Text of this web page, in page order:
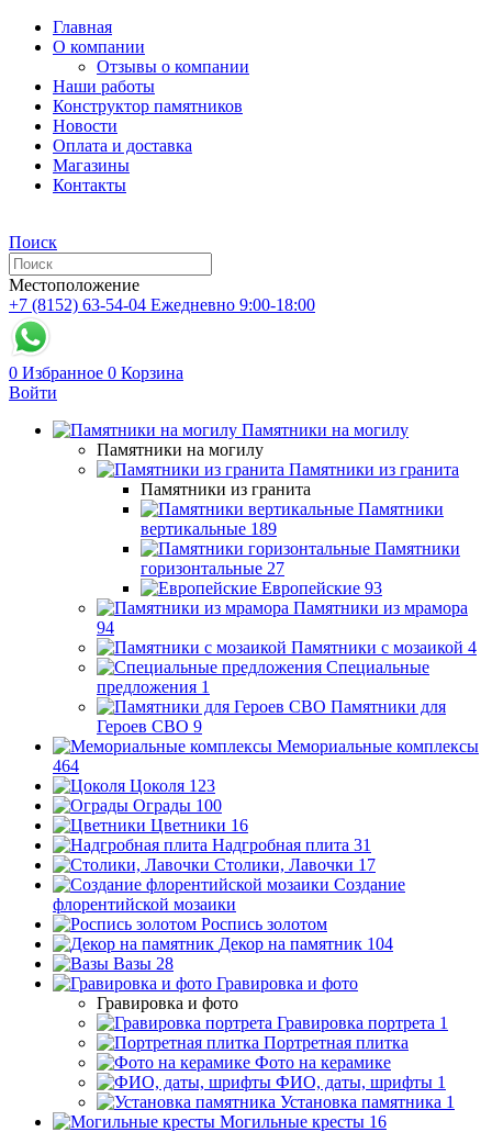
Главная
О компании
Отзывы о компании
Наши работы
Конструктор памятников
Новости
Оплата и доставка
Магазины
Контакты
Поиск
Местоположение
+7 (8152) 63-54-04 Ежедневно 9:00-18:00
0 Избранное 0 Корзина
Войти
Памятники на могилу
Памятники на могилу
Памятники из гранита
Памятники из гранита
Памятники
вертикальные 189
Памятники
горизонтальные 27
Европейские 93
Памятники из мрамора
94
Памятники с мозаикой 4
Специальные
предложения 1
Памятники для
Героев СВО 9
Мемориальные комплексы
464
Цоколя 123
Ограды 100
Цветники 16
Надгробная плита 31
Столики, Лавочки 17
Создание
флорентийской мозаики
Роспись золотом
Декор на памятник 104
Вазы 28
Гравировка и фото
Гравировка и фото
Гравировка портрета 1
Портретная плитка
Фото на керамике
ФИО, даты, шрифты 1
Установка памятника 1
Могильные кресты 16